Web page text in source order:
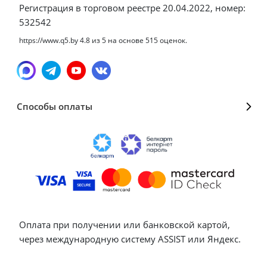
Регистрация в торговом реестре 20.04.2022, номер:
532542
https://www.q5.by4.8 из5 на основе 515оценок.
Способы оплаты
Оплата при получении или банковской картой,
через международную систему ASSIST или Яндекс.